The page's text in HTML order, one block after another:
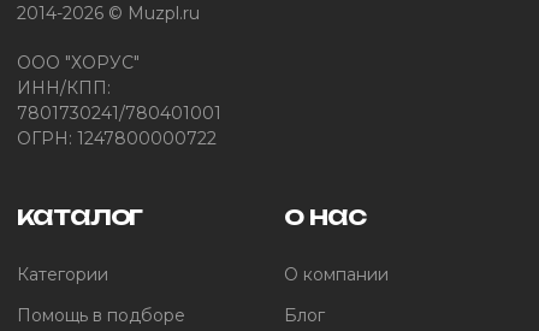
2014-2026 © Muzpl.ru
ООО "ХОРУС"
ИНН/КПП:
7801730241/780401001
ОГРН: 1247800000722
каталог
Категории
Помощь в подборе
о нас
О компании
Блог